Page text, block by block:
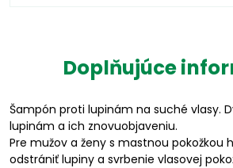
Doplňujúce
Šampón proti lupinám na suché vlasy.
lupinám a ich znovuobjaveniu.
Pre mužov a ženy s mastnou pokožkou
odstrániť lupiny a svrbenie vlasovej